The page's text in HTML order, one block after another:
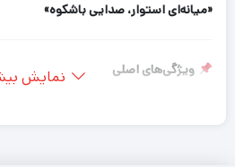
«میانه‌ای استوار، صدایی باشکوه»
ویژگی‌های اصلی
نمایش